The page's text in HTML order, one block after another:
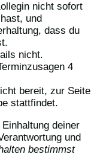
nicht sofort
und
dass du
nicht.
4
bereit, zur Seite
stattfindet.
deiner
und
bestimmst